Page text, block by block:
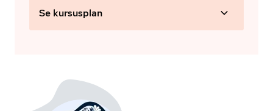
Se kursusplan